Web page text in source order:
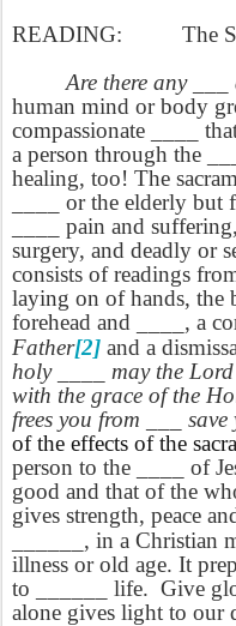
READING:
The
Are there any
human mind or body
compassionate ____
a person through the
healing, too! The
____ or the elderly
____ pain and
surgery, and deadly or
consists of readings
laying on of hands, the
forehead and ____, a
Father[2] and a
holy ____ may the
with the grace of the
frees you from ___
of the effects of the
person to the ____ of
good and that of the
gives strength, peace
______, in a Christian
illness or old age. It
to ______ life. Give
alone gives light to our